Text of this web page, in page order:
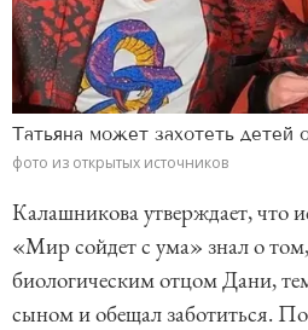
Татьяна может захотеть детей
фото из открытых источников
Калашникова утверждает, что
«Мир сойдет с ума» знал о том,
биологическим отцом Дани,
сыном и обещал заботиться.